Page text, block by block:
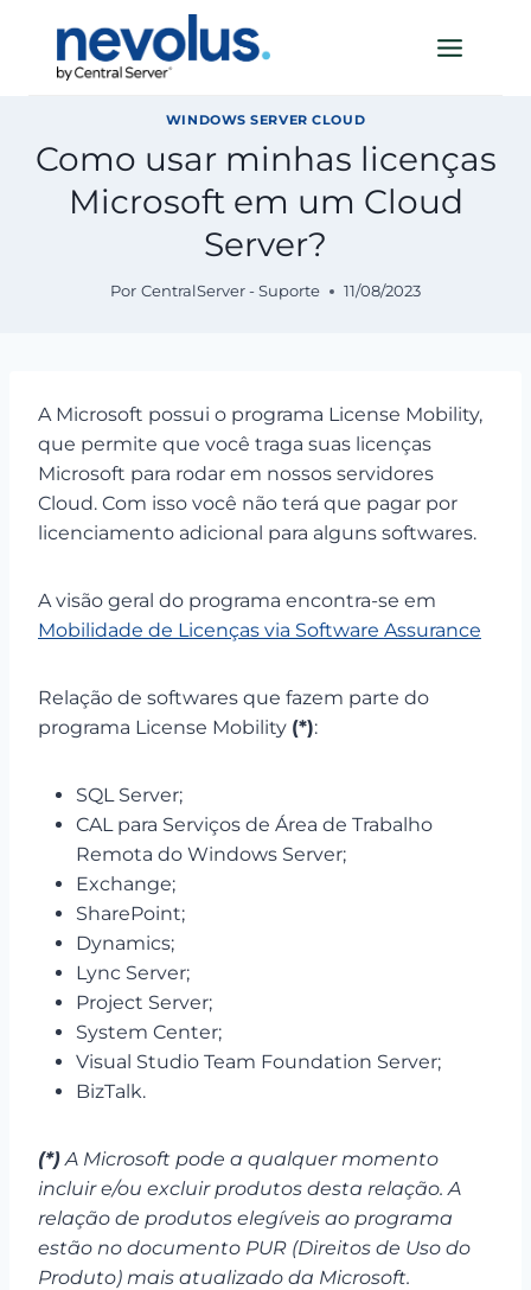
WINDOWS SERVER CLOUD
Como usar minhas licenças
Microsoft em um Cloud
Server?
Por CentralServer - Suporte 11/08/2023
A Microsoft possui o programa License Mobility,
que permite que você traga suas licenças
Microsoft para rodar em nossos servidores
Cloud. Com isso você não terá que pagar por
licenciamento adicional para alguns softwares.
A visão geral do programa encontra-se em
Mobilidade de Licenças via Software Assurance
Relação de softwares que fazem parte do
programa License Mobility (*):
SQL Server;
CAL para Serviços de Área de Trabalho
Remota do Windows Server;
Exchange;
SharePoint;
Dynamics;
Lync Server;
Project Server;
System Center;
Visual Studio Team Foundation Server;
BizTalk.
(*)A Microsoft pode a qualquer momento
incluir e/ou excluir produtos desta relação. A
relação de produtos elegíveis ao programa
estão no documento PUR (Direitos de Uso do
Produto) mais atualizado da Microsoft.